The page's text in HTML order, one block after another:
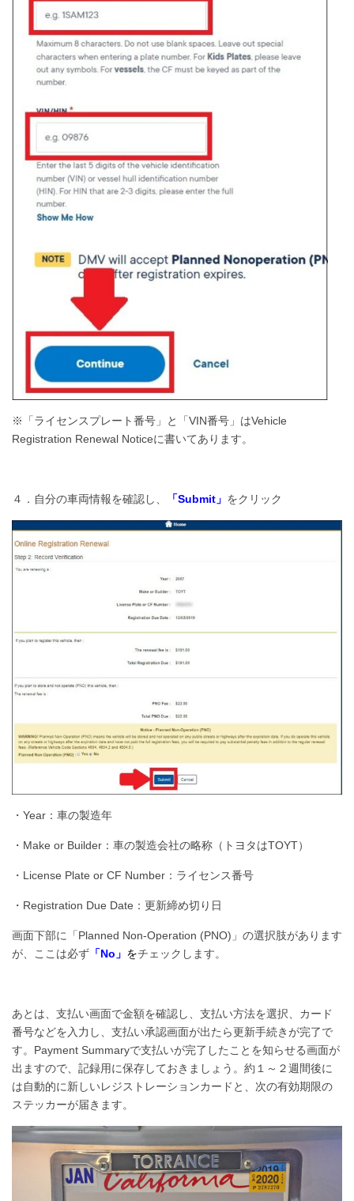
※「ライセンスプレート番号」と「VIN番号」はVehicle
Registration Renewal Noticeに書いてあります。
４．自分の車両情報を確認し、 「Submit」 をクリック
・Year：車の製造年
・Make or Builder：車の製造会社の略称（トヨタはTOYT）
・License Plate or CF Number：ライセンス番号
・Registration Due Date：更新締め切り日
画面下部に「Planned Non-Operation (PNO)」の選択肢があります
が、ここは必ず 「No」 をチェックします。
あとは、支払い画面で金額を確認し、支払い方法を選択、カード
番号などを入力し、 支払い承認画面が出たら更新手続きが完了で
す。 Payment Summaryで支払いが完了したことを知らせる画面が
出ますので、記録用に保存しておきましょう。約１～２週間後に
は自動的に新しいレジストレーションカードと、次の有効期限の
ステッカーが届きます。